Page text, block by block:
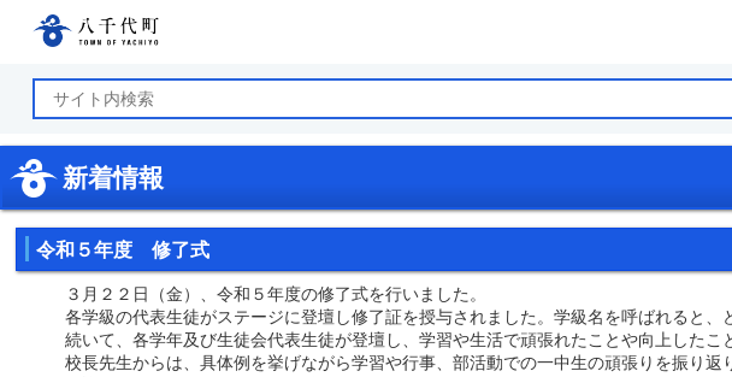
新着情報
令和５年度 修了式
３月２２日（金）、令和５年度の修了式を行いました。
各学級の代表生徒がステージに登壇し修了証を授与されました。学級名を呼ばれると
続いて、各学年及び生徒会代表生徒が登壇し、学習や生活で頑張れたことや向上したこ
校長先生からは、具体例を挙げながら学習や行事、部活動での一中生の頑張りを振り